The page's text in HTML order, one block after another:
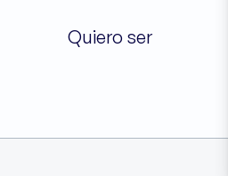
Quiero ser